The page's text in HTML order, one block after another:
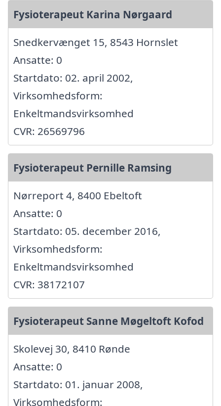
Fysioterapeut Karina Nørgaard
Snedkervænget 15, 8543 Hornslet
Ansatte: 0
Startdato: 02. april 2002,
Virksomhedsform:
Enkeltmandsvirksomhed
CVR: 26569796
Fysioterapeut Pernille Ramsing
Nørreport 4, 8400 Ebeltoft
Ansatte: 0
Startdato: 05. december 2016,
Virksomhedsform:
Enkeltmandsvirksomhed
CVR: 38172107
Fysioterapeut Sanne Møgeltoft Kofod
Skolevej 30, 8410 Rønde
Ansatte: 0
Startdato: 01. januar 2008,
Virksomhedsform: